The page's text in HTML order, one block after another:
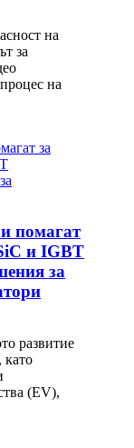
на
за
на
помагат
и IGBT
за
развитие
като
(EV),